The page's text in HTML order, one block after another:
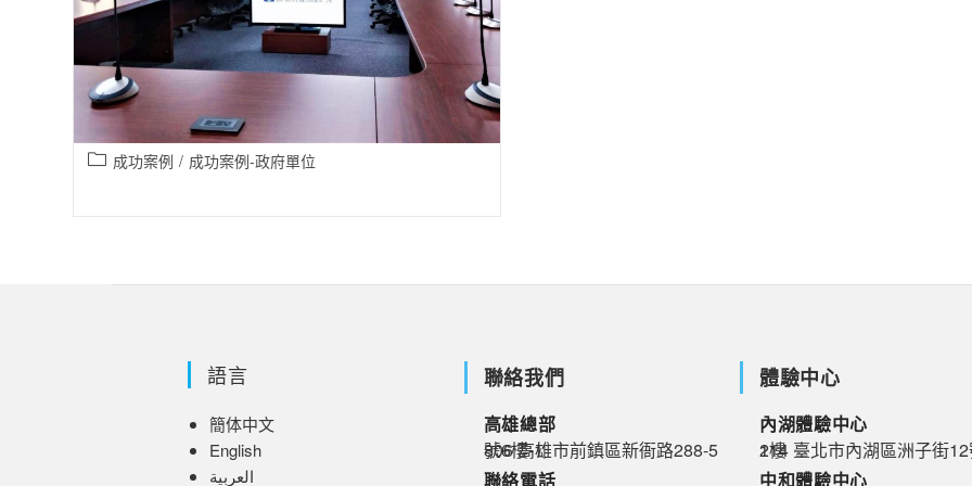
成功案例 / 成功案例-政府單位
語言
簡体中文
English
العربية
聯絡我們
高雄總部
806 高雄市前鎮區新衙路288-5號6樓-1
聯絡電話
體驗中心
內湖體驗中心
114 臺北市內湖區洲子街12號2樓
中和體驗中心